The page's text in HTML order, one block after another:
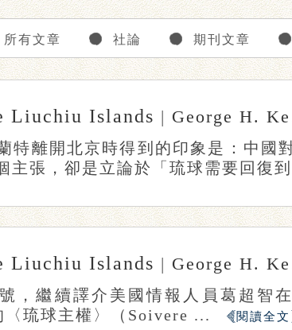
所有文章 社論 期刊文章
Liuchiu Islands | George H. Kerr
特離開北京時得到的印象是：中國
主張，卻是立論於「琉球需要回復
Liuchiu Islands | George H. Kerr
，繼續譯介美國情報人員葛超智
〈琉球主權〉（Soivere ...
閱讀全文